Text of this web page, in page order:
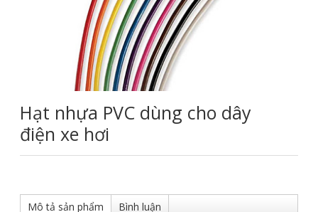
Hạt nhựa PVC dùng cho dây
điện xe hơi
Mô tả sản phẩm Bình luận